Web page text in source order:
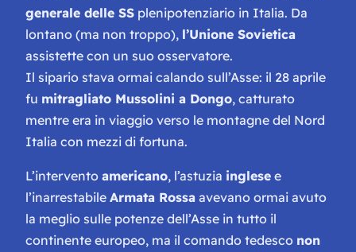
generale delle SS plenipotenziario in Italia. Da
lontano (ma non troppo), l’Unione Sovietica
assistette con un suo osservatore.
Il sipario stava ormai calando sull’Asse: il 28 aprile
fu mitragliato Mussolini a Dongo, catturato
mentre era in viaggio verso le montagne del Nord
Italia con mezzi di fortuna.
L’intervento americano, l’astuzia inglese e
l’inarrestabile Armata Rossa avevano ormai avuto
la meglio sulle potenze dell’Asse in tutto il
continente europeo, ma il comando tedesco non